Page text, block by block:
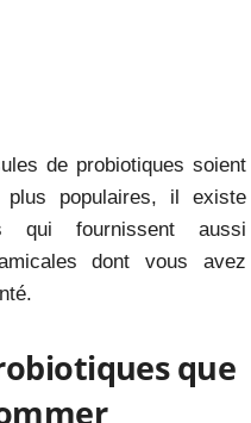
de probiotiques soient
plus populaires, il existe
qui fournissent aussi
dont vous avez
que